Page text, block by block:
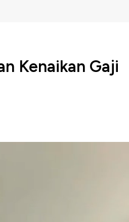
Kenaikan Gaji
atas RUU Tentang
rencana pemerintah
12% di 2024
Yustinus Prastowo menjelaskan
TNI/Polri. Sementara tunjangan
dilakukan secara terpisah.